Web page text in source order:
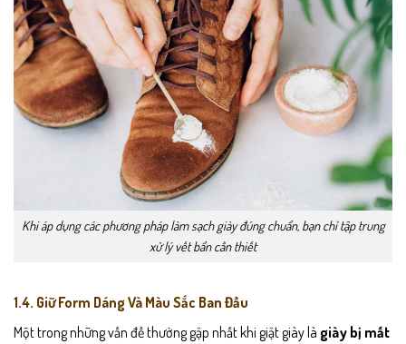
Khi áp dụng các phương pháp làm sạch giày đúng chuẩn, bạn chỉ tập trung
xử lý vết bẩn cần thiết
1.4. Giữ Form Dáng Và Màu Sắc Ban Đầu
Một trong những vấn đề thường gặp nhất khi giặt giày là giày bị mất